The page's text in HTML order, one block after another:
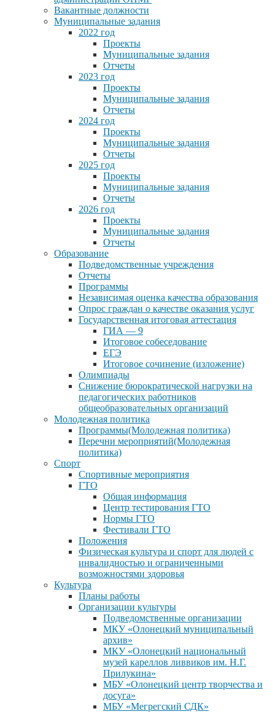
Вакантные должности
Муниципальные задания
2022 год
Проекты
Муниципальные задания
Отчеты
2023 год
Проекты
Муниципальные задания
Отчеты
2024 год
Проекты
Муниципальные задания
Отчеты
2025 год
Проекты
Муниципальные задания
Отчеты
2026 год
Проекты
Муниципальные задания
Отчеты
Образование
Подведомственные учреждения
Отчеты
Программы
Независимая оценка качества образования
Опрос граждан о качестве оказания услуг
Государственная итоговая аттестация
ГИА — 9
Итоговое собеседование
ЕГЭ
Итоговое сочинение (изложение)
Олимпиады
Снижение бюрократической нагрузки на
педагогических работников
общеобразовательных организаций
Молодежная политика
Программы(Молодежная политика)
Перечни мероприятий(Молодежная
политика)
Спорт
Спортивные мероприятия
ГТО
Общая информация
Центр тестирования ГТО
Нормы ГТО
Фестивали ГТО
Положения
Физическая культура и спорт для людей с
инвалидностью и ограниченными
возможностями здоровья
Культура
Планы работы
Организации культуры
Подведомственные организации
МКУ «Олонецкий муниципальный
архив»
МКУ «Олонецкий национальный
музей кареллов ливвиков им. Н.Г.
Прилукина»
МБУ «Олонецкий центр творчества и
досуга»
МБУ «Мегрегский СДК»